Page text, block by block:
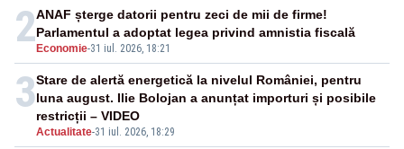
2 Economie-31 iul. 2026, 18:21
ANAF șterge datorii pentru zeci de mii de firme!
Parlamentul a adoptat legea privind amnistia fiscală
3
Actualitate-31 iul. 2026, 18:29
Stare de alertă energetică la nivelul României, pentru
luna august. Ilie Bolojan a anunțat importuri și posibile
restricții – VIDEO